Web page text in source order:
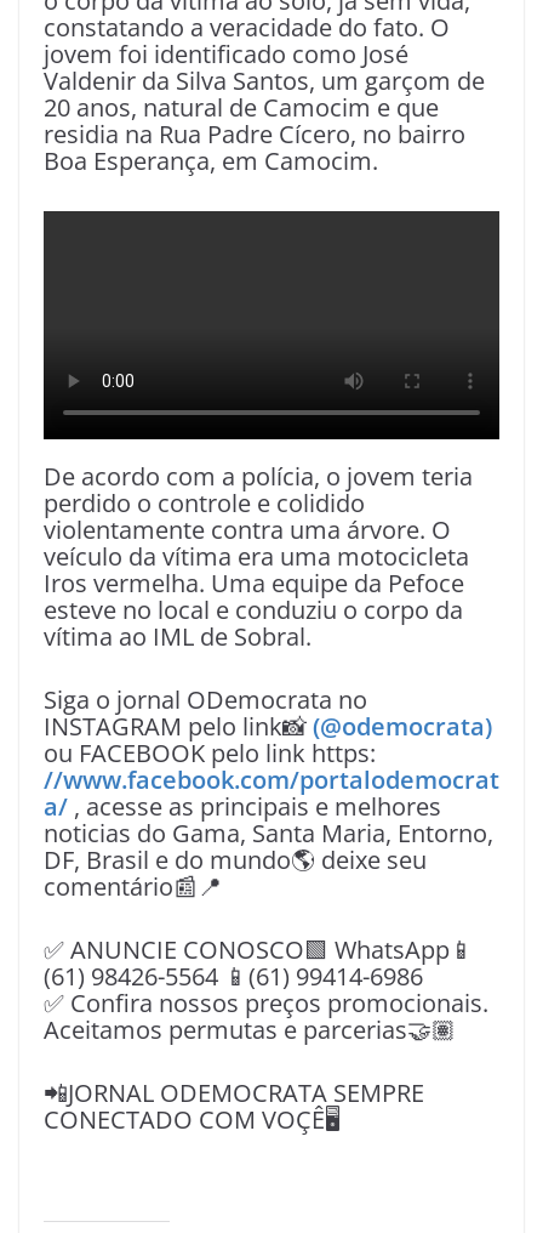
constatando a veracidade do fato. O
jovem foi identificado como José
Valdenir da Silva Santos, um garçom de
20 anos, natural de Camocim e que
residia na Rua Padre Cícero, no bairro
Boa Esperança, em Camocim.
De acordo com a polícia, o jovem teria
perdido o controle e colidido
violentamente contra uma árvore. O
veículo da vítima era uma motocicleta
Iros vermelha. Uma equipe da Pefoce
esteve no local e conduziu o corpo da
vítima ao IML de Sobral.
Siga o jornal ODemocrata no
INSTAGRAM pelo link📸(@odemocrata)
ou FACEBOOK pelo link https:
//www.facebook.com/portalodemocrat
a/ , acesse as principais e melhores
noticias do Gama, Santa Maria, Entorno,
DF, Brasil e do mundo🌎 deixe seu
comentário📰📍
✅ ANUNCIE CONOSCO🟩 WhatsApp📱
(61) 98426-5564 📱(61) 99414-6986
✅ Confira nossos preços promocionais.
Aceitamos permutas e parcerias🤝🏽
📲JORNAL ODEMOCRATA SEMPRE
CONECTADO COM VOÇÊ🖥️